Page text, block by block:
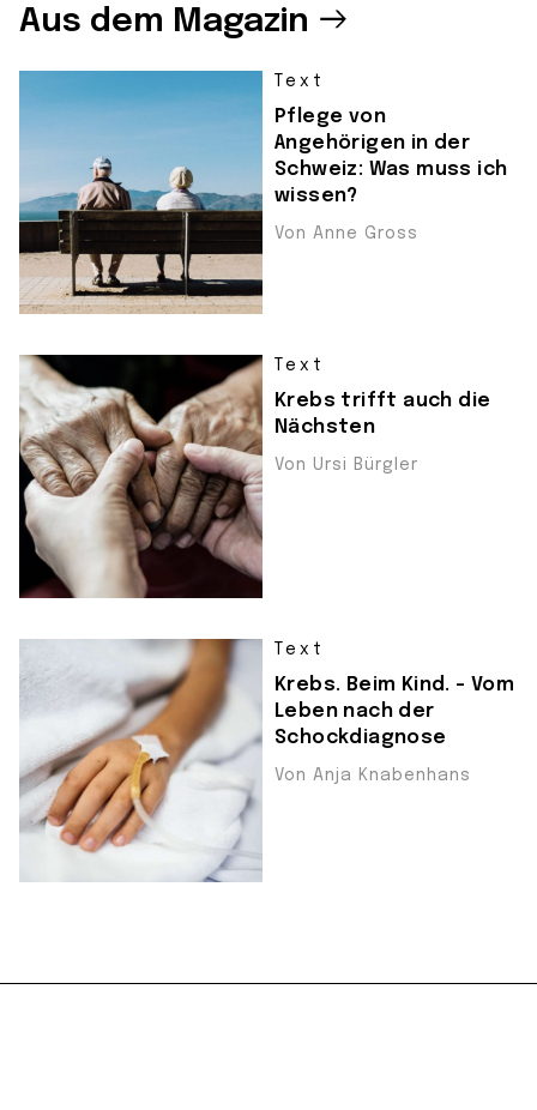
Aus dem Magazin
Text
Pflege von
Angehörigen in der
Schweiz: Was muss ich
wissen?
Von Anne Gross
Text
Krebs trifft auch die
Nächsten
Von Ursi Bürgler
Text
Krebs. Beim Kind. – Vom
Leben nach der
Schockdiagnose
Von Anja Knabenhans